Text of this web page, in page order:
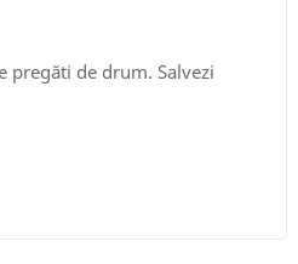
pregăti de drum. Salvezi